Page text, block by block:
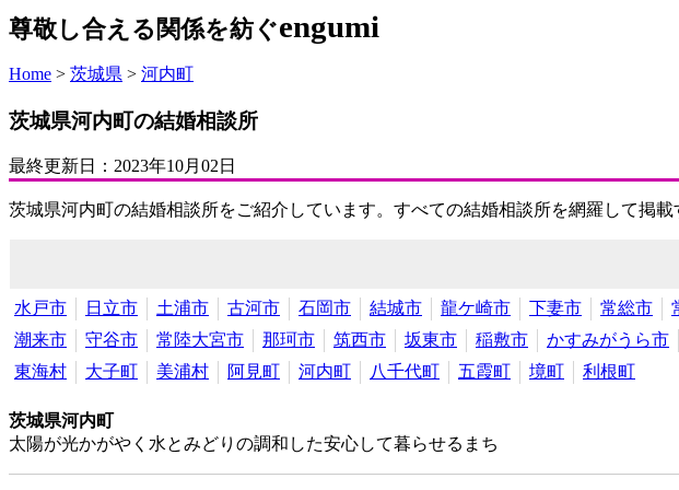
尊敬し合える関係を紡ぐengumi
Home > 茨城県 > 河内町
茨城県河内町の結婚相談所
最終更新日： 2023年10月02日
茨城県河内町の結婚相談所をご紹介しています。すべての結婚相談所を網羅して掲
水戸市 日立市 土浦市 古河市 石岡市 結城市 龍ケ崎市 下妻市 常総市
潮来市
守谷市 常陸大宮市 那珂市 筑西市 坂東市 稲敷市 かすみがうら市
東海村
大子町 美浦村 阿見町 河内町 八千代町 五霞町 境町 利根町
茨城県河内町
太陽が光かがやく水とみどりの調和した安心して暮らせるまち